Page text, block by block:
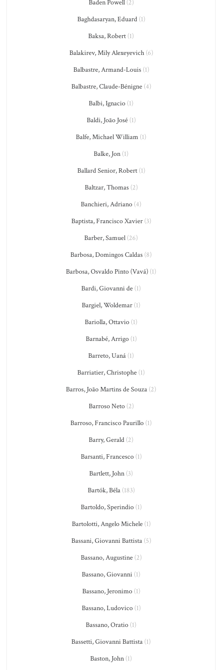
Baden Powell(2)
Baghdasaryan, Eduard(1)
Baksa, Robert (1)
Balakirev, Mily Alexeyevich(6)
Balbastre, Armand-Louis(1)
Balbastre, Claude-Bénigne(4)
Balbi, Ignacio (1)
Baldi, João José(1)
Balfe, Michael William (1)
Balke, Jon (1)
Ballard Senior, Robert(1)
Baltzar, Thomas(2)
Banchieri, Adriano (4)
Baptista, Francisco Xavier(3)
Barber, Samuel (26)
Barbosa, Domingos Caldas (8)
Barbosa, Osvaldo Pinto (Vavá) (1)
Bardi, Giovanni de (1)
Bargiel, Woldemar (1)
Bariolla, Ottavio (1)
Barnabé, Arrigo(1)
Barreto, Uaná (1)
Barriatier, Christophe (1)
Barros, João Martins de Souza (2)
Barroso Neto(2)
Barroso, Francisco Paurillo (1)
Barry, Gerald (2)
Barsanti, Francesco(1)
Bartlett, John (3)
Bartók, Béla(183)
Bartoldo, Sperindio(1)
Bartolotti, Angelo Michele(1)
Bassani, Giovanni Battista(5)
Bassano, Augustine(2)
Bassano, Giovanni (1)
Bassano, Jeronimo(1)
Bassano, Ludovico(1)
Bassano, Oratio (1)
Bassetti, Giovanni Battista (1)
Baston, John (1)